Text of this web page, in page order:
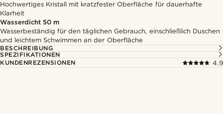
Hochwertiges Kristall mit kratzfester Oberfläche für dauerhafte
Klarheit
Wasserdicht 50 m
Wasserbeständig für den täglichen Gebrauch, einschließlich Duschen
und leichtem Schwimmen an der Oberfläche
BESCHREIBUNG
SPEZIFIKATIONEN
KUNDENREZENSIONEN
4.9